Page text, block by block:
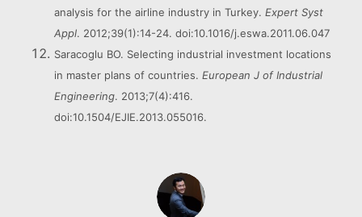
analysis for the airline industry in Turkey. Expert Syst
Appl. 2012;39(1):14-24. doi:10.1016/j.eswa.2011.06.047
Saracoglu BO. Selecting industrial investment locations
in master plans of countries. European J of Industrial
Engineering. 2013;7(4):416.
doi:10.1504/EJIE.2013.055016.